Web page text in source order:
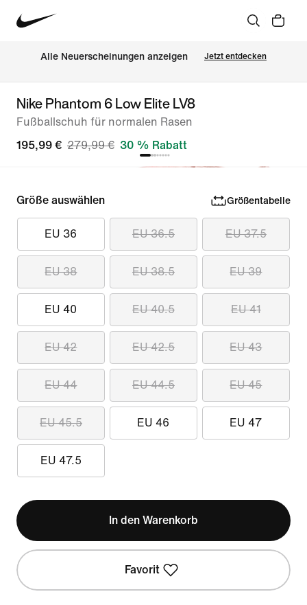
Alle Neuerscheinungen anzeigen Jetzt entdecken
Nike Phantom 6 Low Elite LV8
Fußballschuh für normalen Rasen
195,99 € 279,99 € 30 % Rabatt
Größe auswählen Größentabelle
EU 36 EU 36.5 EU 37.5
EU 38 EU 38.5 EU 39
EU 40 EU 40.5 EU 41
EU 42 EU 42.5 EU 43
EU 44 EU 44.5 EU 45
EU 45.5 EU 46 EU 47
EU 47.5
In den Warenkorb
Favorit